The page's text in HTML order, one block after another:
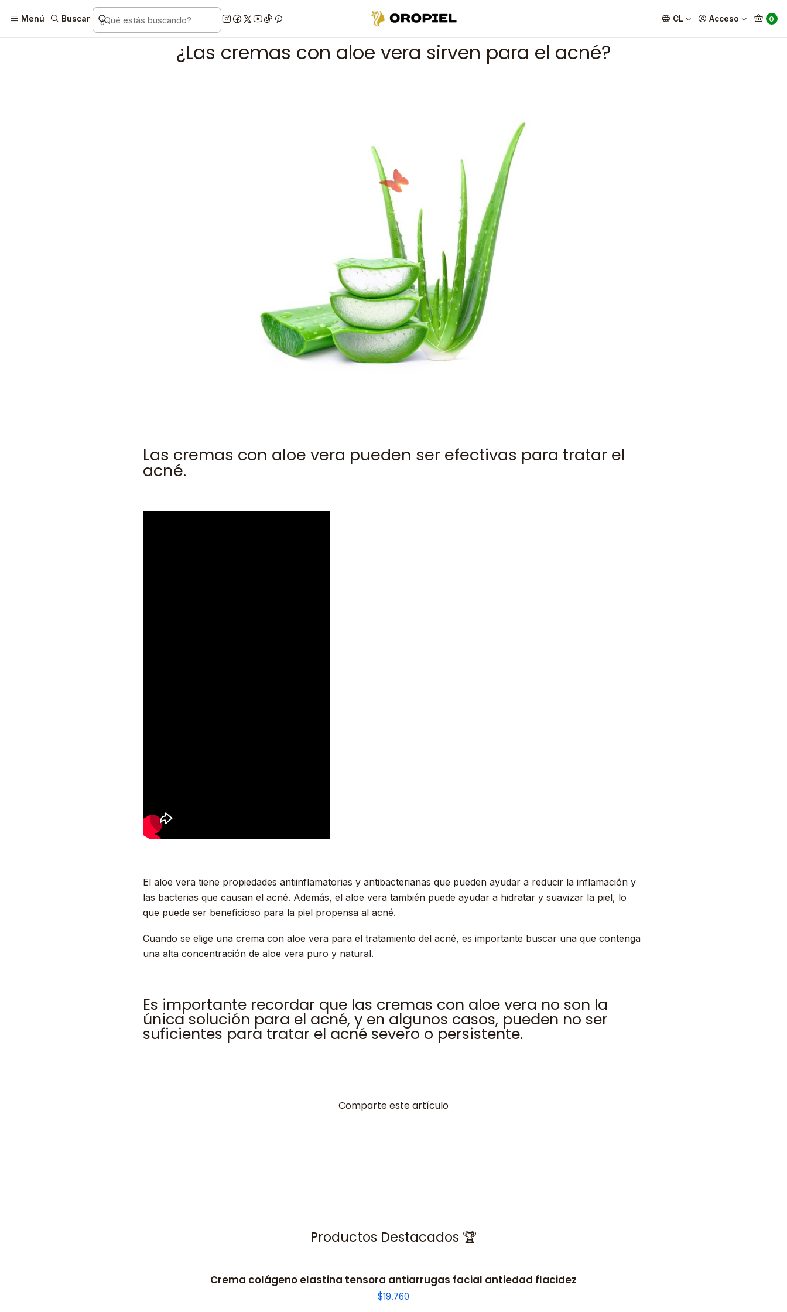
Menú Buscar CL Acceso 0
¿Las cremas con aloe vera sirven para el acné?
¿Las cremas con aloe vera sirven para el acné?
Las cremas con aloe vera pueden ser efectivas para tratar el
acné.
El aloe vera tiene propiedades antiinflamatorias y antibacterianas que pueden ayudar a reducir la inflamación y
las bacterias que causan el acné. Además, el aloe vera también puede ayudar a hidratar y suavizar la piel, lo
que puede ser beneficioso para la piel propensa al acné.
Cuando se elige una crema con aloe vera para el tratamiento del acné, es importante buscar una que contenga
una alta concentración de aloe vera puro y natural.
Es importante recordar que las cremas con aloe vera no son la
única solución para el acné, y en algunos casos, pueden no ser
suficientes para tratar el acné severo o persistente.
Comparte este artículo
Productos Destacados 🏆
Crema colágeno elastina tensora antiarrugas facial antiedad flacidez
$19.760